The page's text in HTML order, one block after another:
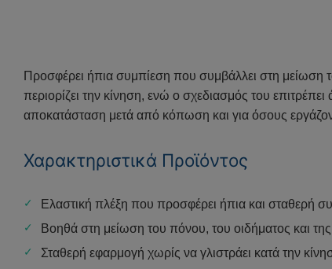
Προσφέρει ήπια συμπίεση που συμβάλλει στη μείωση
περιορίζει την κίνηση, ενώ ο σχεδιασμός του
αποκατάσταση μετά από κόπωση και για όσους
Χαρακτηριστικά Προϊόντος
Ελαστική πλέξη που προσφέρει ήπια και σταθερή
Βοηθά στη μείωση του πόνου, του οιδήματος και
Σταθερή εφαρμογή χωρίς να γλιστράει κατά την